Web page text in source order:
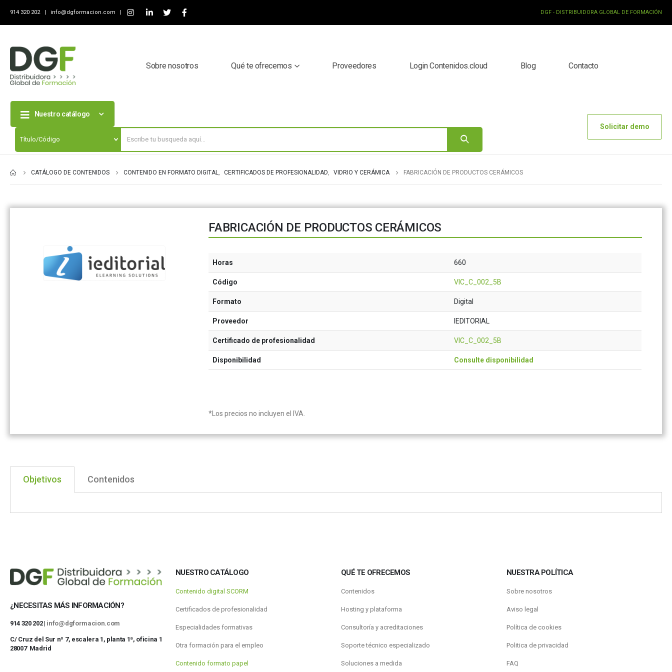
914 320 202 | info@dgformacion.com | DGF - DISTRIBUIDORA GLOBAL DE FORMACIÓN
Sobre nosotros Qué te ofrecemos Proveedores Login Contenidos.cloud Blog Contacto
Nuestro catálogo
Solicitar demo
CATÁLOGO DE CONTENIDOS CONTENIDO EN FORMATO DIGITAL, CERTIFICADOS DE PROFESIONALIDAD, VIDRIO Y CERÁMICA FABRICACIÓN DE PRODUCTOS CERÁMICOS
FABRICACIÓN DE PRODUCTOS CERÁMICOS
Horas 660
Código VIC_C_002_5B
Formato Digital
Proveedor IEDITORIAL
Certificado de profesionalidad VIC_C_002_5B
Disponibilidad Consulte disponibilidad
*Los precios no incluyen el IVA.
Objetivos Contenidos
¿NECESITAS MÁS INFORMACIÓN?
914 320 202 | info@dgformacion.com
C/ Cruz del Sur nº 7, escalera 1, planta 1ª, oficina 1
28007 Madrid
NUESTRO CATÁLOGO
Contenido digital SCORM
Certificados de profesionalidad
Especialidades formativas
Otra formación para el empleo
Contenido formato papel
QUÉ TE OFRECEMOS
Contenidos
Hosting y plataforma
Consultoría y acreditaciones
Soporte técnico especializado
Soluciones a medida
NUESTRA POLÍTICA
Sobre nosotros
Aviso legal
Política de cookies
Politica de privacidad
FAQ